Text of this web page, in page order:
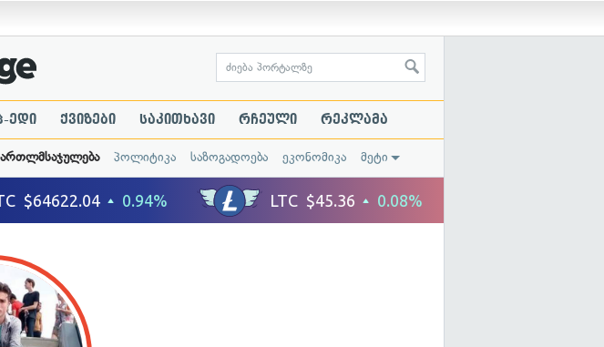
ედი ქვიზები საკითხავი რჩეული რეკლამა
პოლიტიკა საზოგადოება ეკონომიკა მეტი